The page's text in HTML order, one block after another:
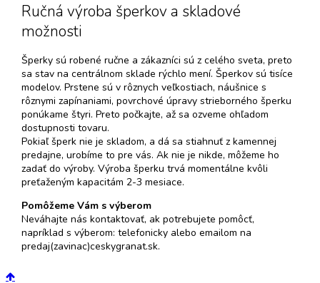
Ručná výroba šperkov a skladové
možnosti
Šperky sú robené ručne a zákazníci sú z celého sveta, preto
sa stav na centrálnom sklade rýchlo mení. Šperkov sú tisíce
modelov. Prstene sú v rôznych veľkostiach, náušnice s
rôznymi zapínaniami, povrchové úpravy strieborného šperku
ponúkame štyri. Preto počkajte, až sa ozveme ohľadom
dostupnosti tovaru.
Pokiaľ šperk nie je skladom, a dá sa stiahnuť z kamennej
predajne, urobíme to pre vás. Ak nie je nikde, môžeme ho
zadať do výroby. Výroba šperku trvá momentálne kvôli
preťaženým kapacitám 2-3 mesiace.
Pomôžeme Vám s výberom
Neváhajte nás kontaktovať, ak potrebujete pomôcť,
napríklad s výberom: telefonicky alebo emailom na
predaj(zavinac)ceskygranat.sk.